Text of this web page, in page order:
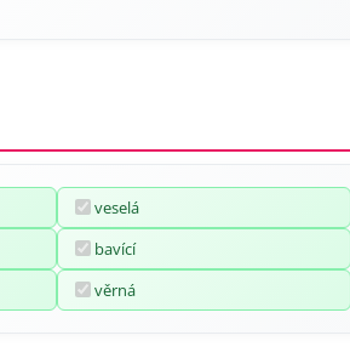
veselá
bavící
věrná